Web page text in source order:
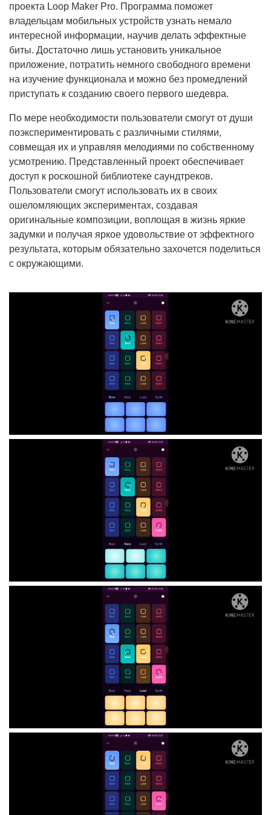
проекта Loop Maker Pro. Программа поможет
владельцам мобильных устройств узнать немало
интересной информации, научив делать эффектные
биты. Достаточно лишь установить уникальное
приложение, потратить немного свободного времени
на изучение функционала и можно без промедлений
приступать к созданию своего первого шедевра.
По мере необходимости пользователи смогут от души
поэкспериментировать с различными стилями,
совмещая их и управляя мелодиями по собственному
усмотрению. Представленный проект обеспечивает
доступ к роскошной библиотеке саундтреков.
Пользователи смогут использовать их в своих
ошеломляющих экспериментах, создавая
оригинальные композиции, воплощая в жизнь яркие
задумки и получая яркое удовольствие от эффектного
результата, которым обязательно захочется поделиться
с окружающими.